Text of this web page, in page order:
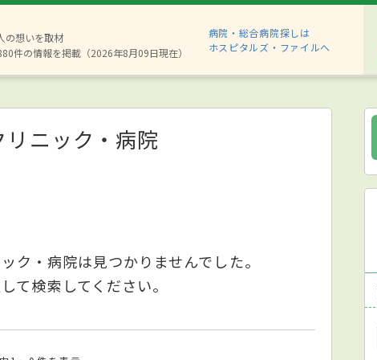
の想いを取材
件の情報を掲載（2026年8月09日現在）
病院・総合病院探しは
ホスピタルズ・ファイルへ
リニック・病院
ク・病院は見つかりませんでした。
て検索してください。